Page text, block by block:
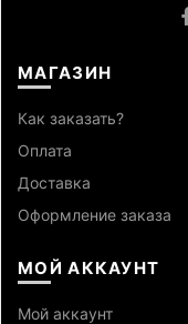
МАГАЗИН
Как заказать?
Оплата
Доставка
Оформление заказа
МОЙ АККАУНТ
Мой аккаунт